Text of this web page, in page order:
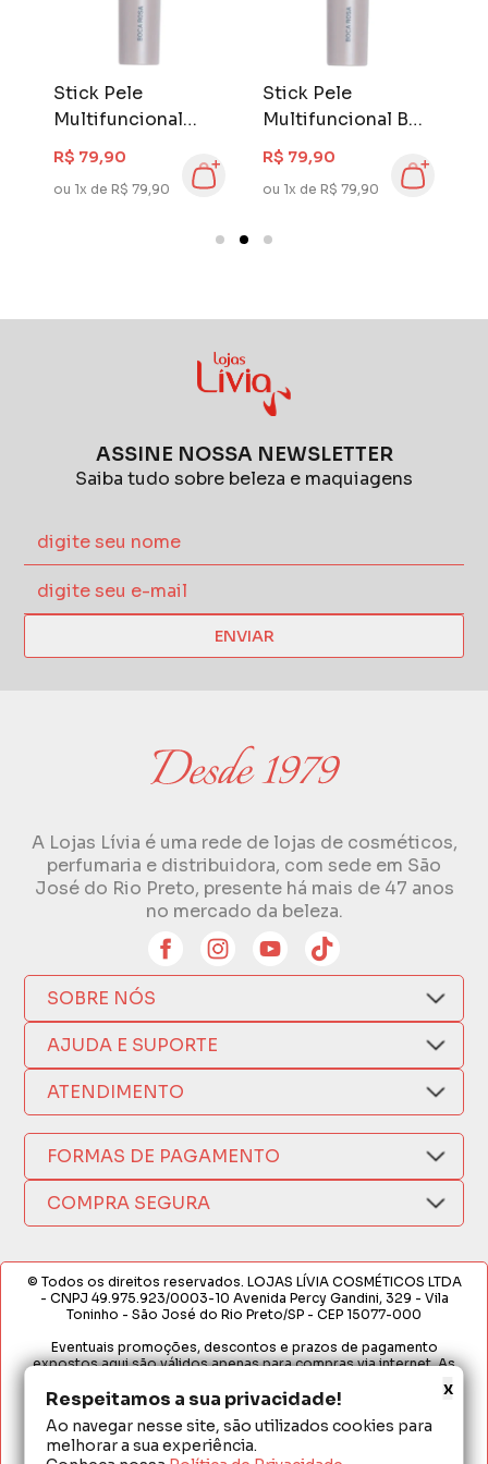
Respeitamos a sua privacidade!
Ao navegar nesse site, são utilizados cookies para
melhorar a sua experiência.
x
Stick Pele
Multifuncional
Boca Rosa BR 05
R$ 79,90
ou 1x de R$ 79,90
Stick Pele
Multifuncional BR
01
R$ 79,90
ou 1x de R$ 79,90
ASSINE NOSSA NEWSLETTER
Saiba tudo sobre beleza e maquiagens
ENVIAR
A Lojas Lívia é uma rede de lojas de cosméticos,
perfumaria e distribuidora, com sede em São
José do Rio Preto, presente há mais de 47 anos
no mercado da beleza.
SOBRE NÓS
Quem Somos
Compra Segura
Como Comprar
Nossas Lojas
Política de Privacidade
AJUDA E SUPORTE
Nosso Aplicativo
Trocas e Devoluções
Formas de Pagamento
Fretes e Entregas
Fabricantes
Termos de Compra e Venda
ATENDIMENTO
(17) 3209-9595
sacweb@lojaslivia.com.br
FORMAS DE PAGAMENTO
COMPRA SEGURA
© Todos os direitos reservados. LOJAS LÍVIA COSMÉTICOS LTDA
- CNPJ 49.975.923/0003-10 Avenida Percy Gandini, 329 - Vila
Toninho - São José do Rio Preto/SP - CEP 15077-000
Eventuais promoções, descontos e prazos de pagamento
expostos aqui são válidos apenas para compras via internet. As
Loja. É proibida a utilização total ou parcial sem nossa autorização.
Em caso de divergência de preços no site, o valor válido é o do
Carrinho de Compras. Preços e condições de pagamento